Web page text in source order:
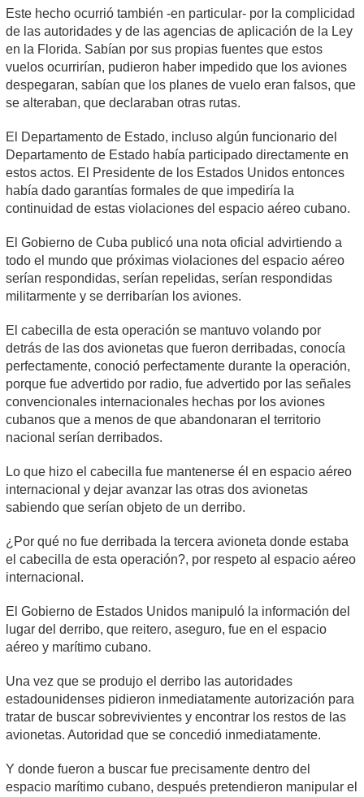
Este hecho ocurrió también -en particular- por la complicidad
de las autoridades y de las agencias de aplicación de la Ley
en la Florida. Sabían por sus propias fuentes que estos
vuelos ocurrirían, pudieron haber impedido que los aviones
despegaran, sabían que los planes de vuelo eran falsos, que
se alteraban, que declaraban otras rutas.
El Departamento de Estado, incluso algún funcionario del
Departamento de Estado había participado directamente en
estos actos. El Presidente de los Estados Unidos entonces
había dado garantías formales de que impediría la
continuidad de estas violaciones del espacio aéreo cubano.
El Gobierno de Cuba publicó una nota oficial advirtiendo a
todo el mundo que próximas violaciones del espacio aéreo
serían respondidas, serían repelidas, serían respondidas
militarmente y se derribarían los aviones.
El cabecilla de esta operación se mantuvo volando por
detrás de las dos avionetas que fueron derribadas, conocía
perfectamente, conoció perfectamente durante la operación,
porque fue advertido por radio, fue advertido por las señales
convencionales internacionales hechas por los aviones
cubanos que a menos de que abandonaran el territorio
nacional serían derribados.
Lo que hizo el cabecilla fue mantenerse él en espacio aéreo
internacional y dejar avanzar las otras dos avionetas
sabiendo que serían objeto de un derribo.
¿Por qué no fue derribada la tercera avioneta donde estaba
el cabecilla de esta operación?, por respeto al espacio aéreo
internacional.
El Gobierno de Estados Unidos manipuló la información del
lugar del derribo, que reitero, aseguro, fue en el espacio
aéreo y marítimo cubano.
Una vez que se produjo el derribo las autoridades
estadounidenses pidieron inmediatamente autorización para
tratar de buscar sobrevivientes y encontrar los restos de las
avionetas. Autoridad que se concedió inmediatamente.
Y donde fueron a buscar fue precisamente dentro del
espacio marítimo cubano, después pretendieron manipular el